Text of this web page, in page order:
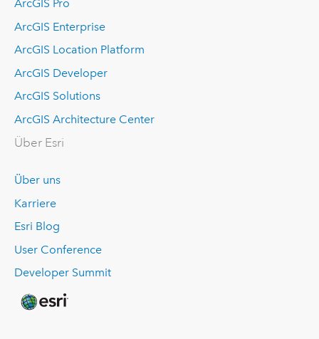
ArcGIS Pro
ArcGIS Enterprise
ArcGIS Location Platform
ArcGIS Developer
ArcGIS Solutions
ArcGIS Architecture Center
Über Esri
Über uns
Karriere
Esri Blog
User Conference
Developer Summit